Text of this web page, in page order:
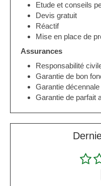
Etude et conseils
Devis gratuit
Réactif
Mise en place de
Assurances
Responsabilité
Garantie de bon
Garantie décennale
Garantie de parfait